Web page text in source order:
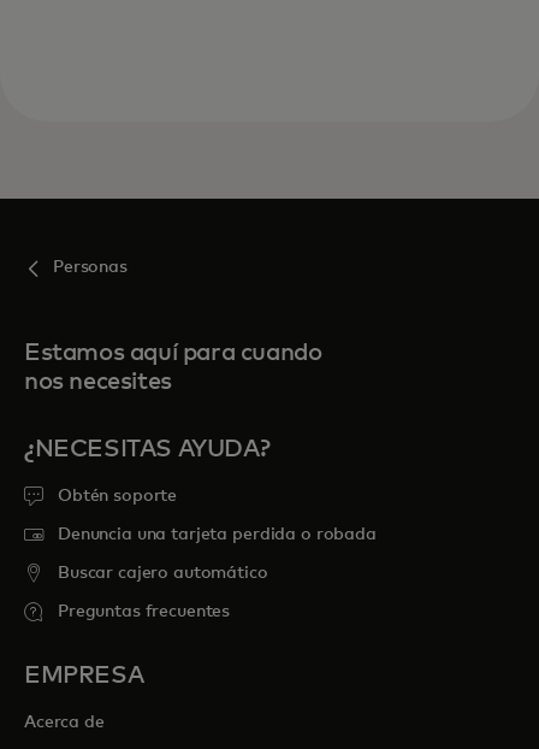
Personas
Estamos aquí para cuando
nos necesites
¿NECESITAS AYUDA?
Obtén soporte
Denuncia una tarjeta perdida o robada
Buscar cajero automático
Preguntas frecuentes
EMPRESA
Acerca de